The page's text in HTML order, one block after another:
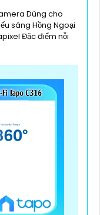
Dùng cho
sáng Hồng Ngoại
Đặc điểm nỗi